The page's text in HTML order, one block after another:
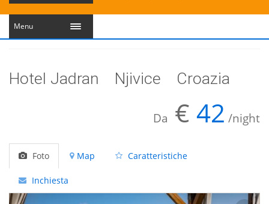
Menu
Hotel Jadran Njivice Croazia
Da € 42 /night
Foto Map Caratteristiche
Inchiesta